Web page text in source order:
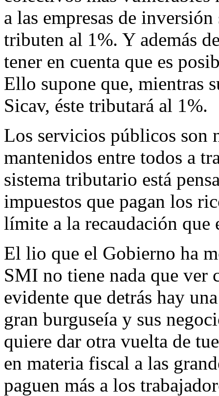
a las empresas de
tributen al 1%. Y además
tener en cuenta que es
Ello supone que, mientras
Sicav, éste tributará al 1%.
Los servicios públicos son
mantenidos entre todos a
sistema tributario está
impuestos que pagan los
límite a la recaudación que
El lio que el Gobierno ha
SMI no tiene nada que ver
evidente que detrás hay
gran burguseía y sus
quiere dar otra vuelta de
en materia fiscal a las
paguen más a los